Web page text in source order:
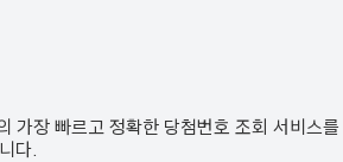
가장 빠르고 정확한 당첨번호 조회 서비스
다.